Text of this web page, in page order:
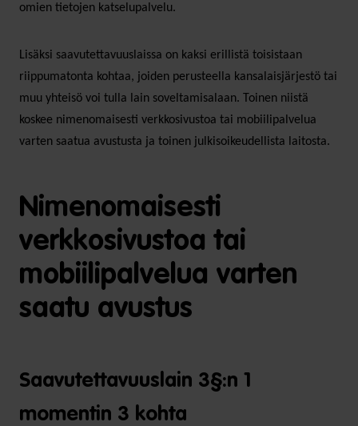
omien tietojen katselupalvelu.
Lisäksi saavutettavuuslaissa on kaksi erillistä toisistaan
riippumatonta kohtaa, joiden perusteella kansalaisjärjestö tai
muu yhteisö voi tulla lain soveltamisalaan. Toinen niistä
koskee nimenomaisesti verkkosivustoa tai mobiilipalvelua
varten saatua avustusta ja toinen julkisoikeudellista laitosta.
Nimenomaisesti
verkkosivustoa tai
mobiilipalvelua varten
saatu avustus
Saavutettavuuslain 3§:n 1
momentin 3 kohta